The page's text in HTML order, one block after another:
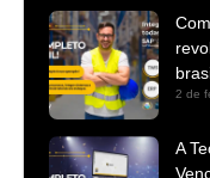
2 de
A